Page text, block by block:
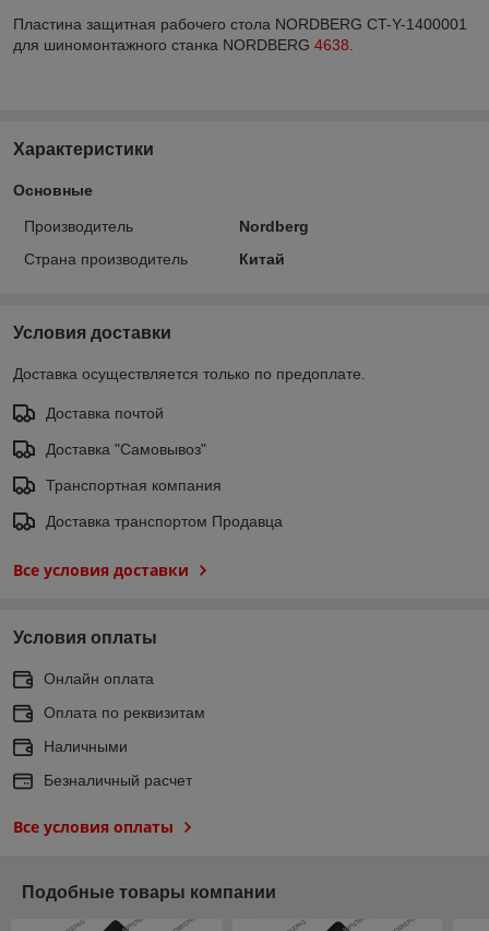
Пластина защитная рабочего стола NORDBERG CT-Y-1400001
для шиномонтажного станка NORDBERG 4638
Характеристики
Основные
Производитель
Nordberg
Страна производитель
Китай
Условия доставки
Доставка осуществляется только по предоплате.
Доставка почтой
Доставка "Самовывоз"
Транспортная компания
Доставка транспортом Продавца
Все условия доставки
Условия оплаты
Онлайн оплата
Оплата по реквизитам
Наличными
Безналичный расчет
Все условия оплаты
Подобные товары компании